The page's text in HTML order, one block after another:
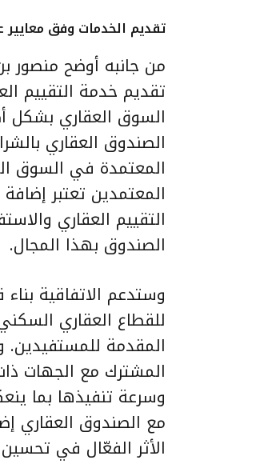
تقديم الخدمات وفق معايير
من جانبه أوضح منصور
تقديم خدمة التقييم
السوق العقاري بشكل
الصندوق العقاري
المعتمدة في السوق
المعتمدين تعتبر
التقييم العقاري
الصندوق بهذا المجال.
وستدعم الاتفاقية
للقطاع العقاري
المقدمة للمستفيدين.
المشترك مع الجهات
وسرعة تنفيذها بما
مع الصندوق العقاري
الأثر الفعّال في